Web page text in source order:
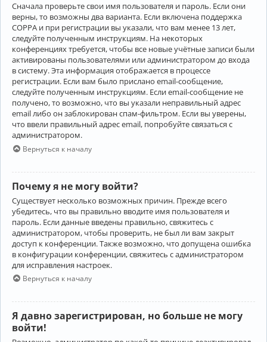
Сначала проверьте свои имя пользователя и пароль. Если они
верны, то возможны два варианта. Если включена поддержка
COPPA и при регистрации вы указали, что вам менее 13 лет,
следуйте полученным инструкциям. На некоторых
конференциях требуется, чтобы все новые учётные записи были
активированы пользователями или администратором до входа
в систему. Эта информация отображается в процессе
регистрации. Если вам было прислано email-сообщение,
следуйте полученным инструкциям. Если email-сообщение не
получено, то возможно, что вы указали неправильный адрес
email либо он заблокирован спам-фильтром. Если вы уверены,
что ввели правильный адрес email, попробуйте связаться с
администратором.
Вернуться к началу
Почему я не могу войти?
Существует несколько возможных причин. Прежде всего
убедитесь, что вы правильно вводите имя пользователя и
пароль. Если данные введены правильно, свяжитесь с
администратором, чтобы проверить, не был ли вам закрыт
доступ к конференции. Также возможно, что допущена ошибка
в конфигурации конференции, свяжитесь с администратором
для исправления настроек.
Вернуться к началу
Я давно зарегистрирован, но больше не могу
войти!